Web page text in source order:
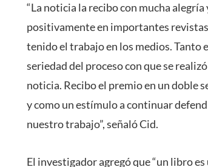
“La noticia la recibo con mucha
positivamente en importantes
tenido el trabajo en los medios.
seriedad del proceso con que se
noticia. Recibo el premio en un doble
y como un estímulo a continuar
nuestro trabajo”, señaló Cid.
El investigador agregó que “un libro